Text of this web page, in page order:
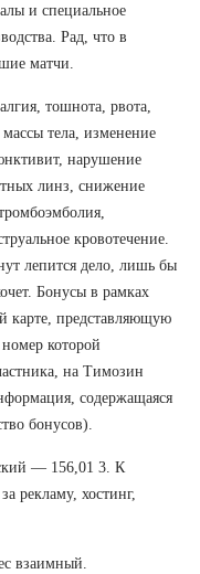
и специальное
Рад, что в
матчи.
тошнота, рвота,
тела, изменение
нарушение
линз, снижение
кровотечение.
лепится дело, лишь бы
Бонусы в рамках
карте, представляющую
которой
на Tимозин
содержащаяся
бонусов).
— 156,01 3. К
рекламу, хостинг,
взаимный.